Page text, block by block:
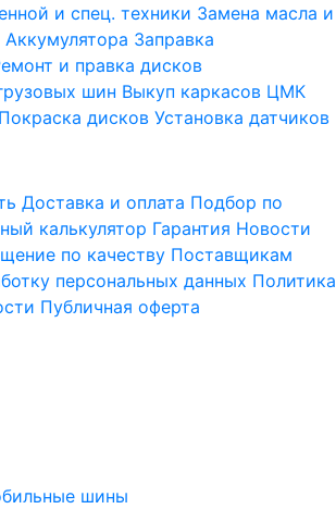
и спец. техники Замена масла и
Заправка
и правка дисков
шин Выкуп каркасов ЦМК
Покраска дисков Установка датчиков
Доставка и оплата Подбор по
калькулятор Гарантия Новости
по качеству Поставщикам
персональных данных Политика
Публичная оферта
шины